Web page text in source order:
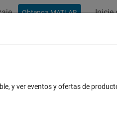
Obtenga MATLAB Inicie
y ver eventos y ofertas de